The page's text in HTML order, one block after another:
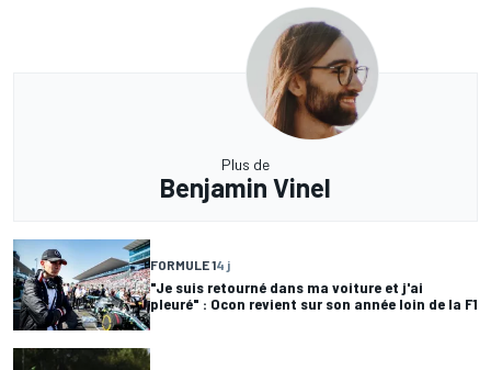
Plus de
Benjamin Vinel
FORMULE 14 j
"Je suis retourné dans ma voiture et j'ai
pleuré" : Ocon revient sur son année loin de la F1